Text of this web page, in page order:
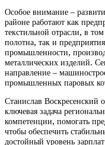
Особое внимание –
районе работают как
текстильной отрасли, в
полотна, так и
промышленности,
металлических изделий.
направление –
промышленных паровых
Станислав Воскресенский
ключевая задача
компетенции, помогать
чтобы обеспечить
достойный уровень